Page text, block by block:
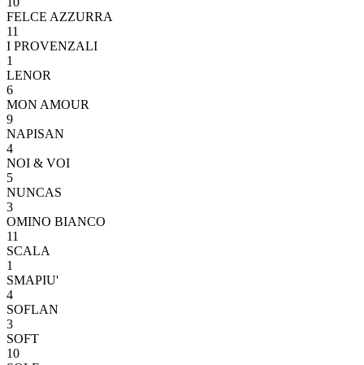
FELCE AZZURRA
11
I PROVENZALI
1
LENOR
6
MON AMOUR
9
NAPISAN
4
NOI & VOI
5
NUNCAS
3
OMINO BIANCO
11
SCALA
1
SMAPIU'
4
SOFLAN
3
SOFT
10